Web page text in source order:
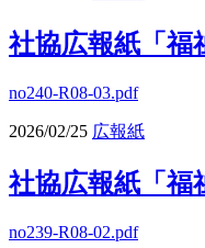
社協広報紙「福
no240-R08-03.pdf
2026/02/25 広報紙
社協広報紙「福
no239-R08-02.pdf